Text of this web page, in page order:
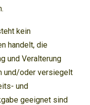
kein
handelt, die
und Veralterung
und/oder versiegelt
und
geeignet sind